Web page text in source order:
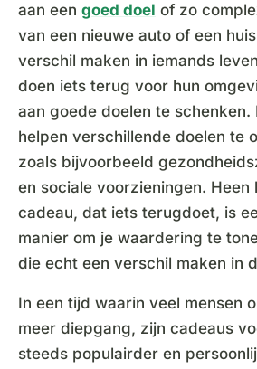
aan een goed doel of zo
van een nieuwe auto of een
verschil maken in iemands
doen iets terug voor hun
aan goede doelen te schenken.
helpen verschillende doelen te
zoals bijvoorbeeld
en sociale voorzieningen. Heen
cadeau, dat iets terugdoet, is
manier om je waardering te
die echt een verschil maken in
In een tijd waarin veel mensen
meer diepgang, zijn cadeaus
steeds populairder en